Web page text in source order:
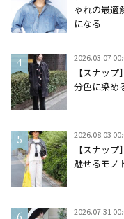
ゃれの最適
になる
2026.03.07
【スナッ
分色に染め
2026.08.03
【スナッ
魅せるモノ
2026.07.31